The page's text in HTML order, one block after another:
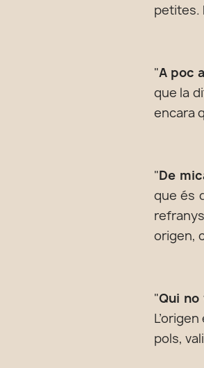
petites.
"A poc
que la
encara
"De
que és
origen,
"Qui
pols,